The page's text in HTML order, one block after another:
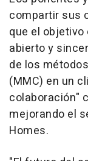
compartir sus
que el
abierto y
de los
(MMC) en un
colaboración"
mejorando el
Homes.